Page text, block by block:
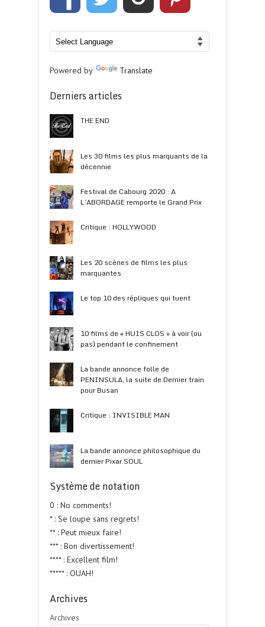
Powered by Translate
Derniers articles
THE END
Les 30 films les plus marquants de la
décennie
Festival de Cabourg 2020 : A
L’ABORDAGE remporte le Grand Prix
Critique : HOLLYWOOD
Les 20 scènes de films les plus
marquantes
Le top 10 des répliques qui tuent
10 films de « HUIS CLOS » à voir (ou
pas) pendant le confinement
La bande annonce folle de
PENINSULA, la suite de Dernier train
pour Busan
Critique : INVISIBLE MAN
La bande annonce philosophique du
dernier Pixar SOUL
Système de notation
0 : No comments!
* : Se loupe sans regrets!
** : Peut mieux faire!
*** : Bon divertissement!
**** : Excellent film!
***** : OUAH!
Archives
Archives